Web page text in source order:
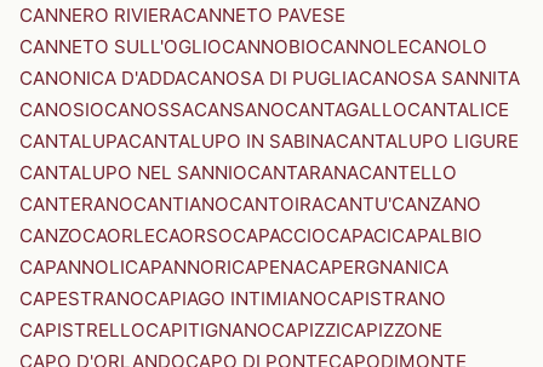
CANNERO RIVIERACANNETO PAVESE
CANNETO SULL'OGLIOCANNOBIOCANNOLECANOLO
CANONICA D'ADDACANOSA DI PUGLIACANOSA SANNITA
CANOSIOCANOSSACANSANOCANTAGALLOCANTALICE
CANTALUPACANTALUPO IN SABINACANTALUPO LIGURE
CANTALUPO NEL SANNIOCANTARANACANTELLO
CANTERANOCANTIANOCANTOIRACANTU'CANZANO
CANZOCAORLECAORSOCAPACCIOCAPACICAPALBIO
CAPANNOLICAPANNORICAPENACAPERGNANICA
CAPESTRANOCAPIAGO INTIMIANOCAPISTRANO
CAPISTRELLOCAPITIGNANOCAPIZZICAPIZZONE
CAPO D'ORLANDOCAPO DI PONTECAPODIMONTE